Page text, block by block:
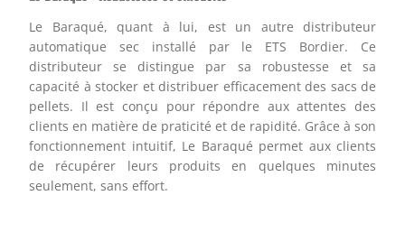
Le Baraqué, quant à lui, est un autre distributeur
automatique sec installé par le ETS Bordier. Ce
distributeur se distingue par sa robustesse et sa
capacité à stocker et distribuer efficacement des sacs de
pellets. Il est conçu pour répondre aux attentes des
clients en matière de praticité et de rapidité. Grâce à son
fonctionnement intuitif, Le Baraqué permet aux clients
de récupérer leurs produits en quelques minutes
seulement, sans effort.